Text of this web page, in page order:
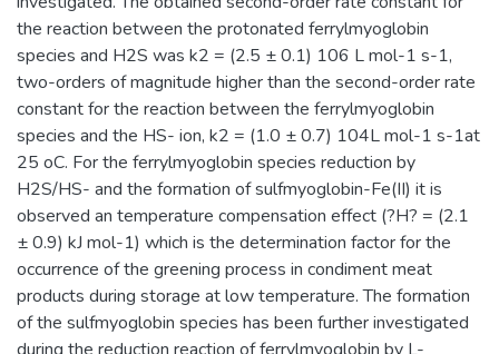
the reaction between the protonated ferrylmyoglobin
species and H2S was k2 = (2.5 ± 0.1) 106 L mol-1 s-1,
two-orders of magnitude higher than the second-order rate
constant for the reaction between the ferrylmyoglobin
species and the HS- ion, k2 = (1.0 ± 0.7) 104L mol-1 s-1at
25 oC. For the ferrylmyoglobin species reduction by
H2S/HS- and the formation of sulfmyoglobin-Fe(II) it is
observed an temperature compensation effect (?H? = (2.1
± 0.9) kJ mol-1) which is the determination factor for the
occurrence of the greening process in condiment meat
products during storage at low temperature. The formation
of the sulfmyoglobin species has been further investigated